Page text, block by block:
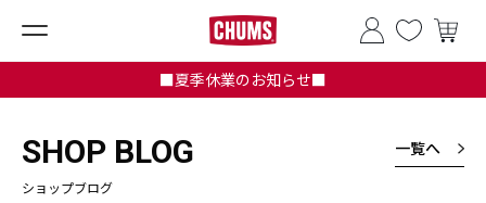
■夏季休業のお知らせ■
SHOP BLOG
ショップブログ
一覧へ